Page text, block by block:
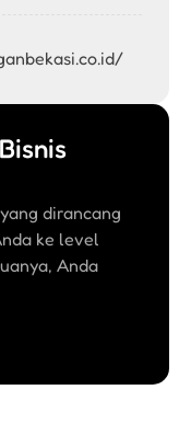
dirancang
ke level
Anda